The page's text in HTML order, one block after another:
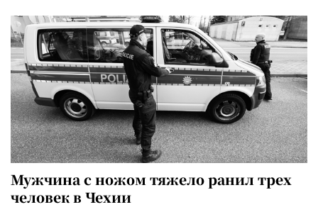
Мужчина с ножом тяжело ранил трех
человек в Чехии